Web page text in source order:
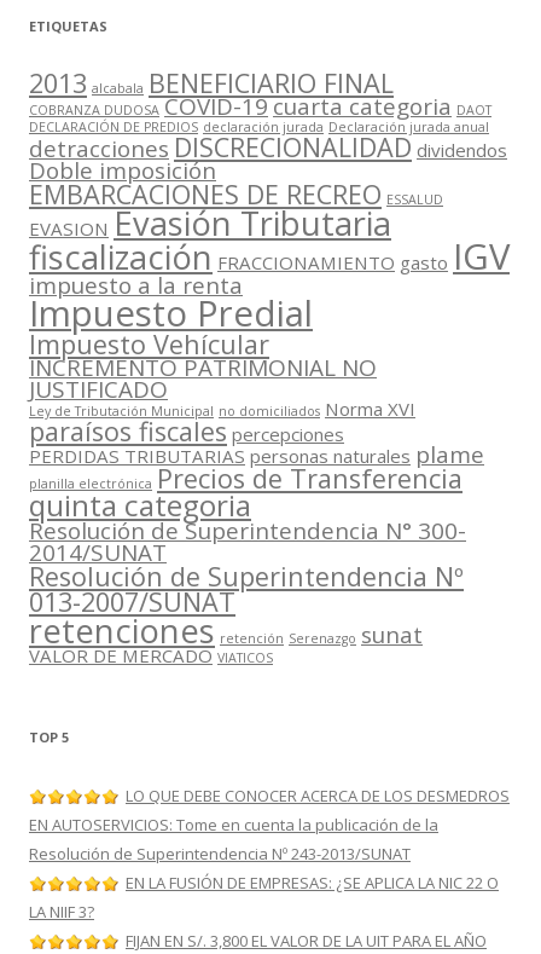
ETIQUETAS
2013 alcabala BENEFICIARIO FINAL
COBRANZA DUDOSA COVID-19cuarta categoria DAOT
DECLARACIÓN DE PREDIOS declaración jurada Declaración jurada anual
detracciones DISCRECIONALIDAD dividendos
Doble imposición
EMBARCACIONES DE RECREO ESSALUD
EVASION Evasión Tributaria
fiscalización FRACCIONAMIENTO gasto IGV
impuesto a la renta
Impuesto Predial
Impuesto Vehícular
INCREMENTO PATRIMONIAL NO
JUSTIFICADO
Ley de Tributación Municipal no domiciliados Norma XVI
paraísos fiscales percepciones
PERDIDAS TRIBUTARIAS personas naturales plame
planilla electrónica Precios de Transferencia
quinta categoria
Resolución de Superintendencia N° 300-
2014/SUNAT
Resolución de Superintendencia Nº
013-2007/SUNAT
retenciones retención Serenazgo sunat
VALOR DE MERCADO VIATICOS
TOP 5
LO QUE DEBE CONOCER ACERCA DE LOS DESMEDROS
EN AUTOSERVICIOS: Tome en cuenta la publicación de la
Resolución de Superintendencia Nº 243-2013/SUNAT
EN LA FUSIÓN DE EMPRESAS: ¿SE APLICA LA NIC 22 O
LA NIIF 3?
FIJAN EN S/. 3,800 EL VALOR DE LA UIT PARA EL AÑO